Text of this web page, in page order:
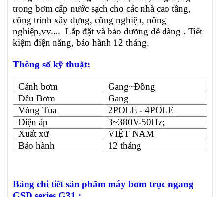
trong bơm cấp nước sạch cho các nhà cao tầng,
công trình xây dựng, công nghiệp, nông
nghiệp,vv.... Lắp đặt và bảo dưỡng dễ dàng . Tiết
kiệm điện năng, bảo hành 12 tháng.
Thông số kỹ thuật:
Cánh bơm
Gang~Đồng
Đầu Bơm
Gang
Vòng Tua
2POLE - 4POLE
Điện áp
3~380V-50Hz;
Xuất xứ
VIỆT NAM
Bảo hành
12 tháng
Bảng chi tiết sản phẩm máy bơm trục ngang